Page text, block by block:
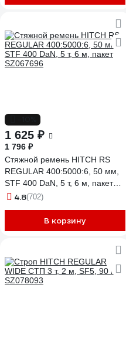
1 625 ₽
1 796 ₽
Стяжной ремень HITCH RS
REGULAR 400:5000:6, 50 мм,
STF 400 DaN, 5 т, 6 м, пакет
SZ067696
4.8(702)
В корзину